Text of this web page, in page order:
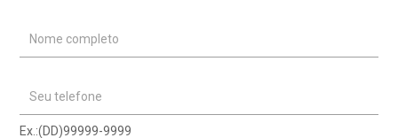
Nome completo
Seu telefone
Ex.:(DD)99999-9999